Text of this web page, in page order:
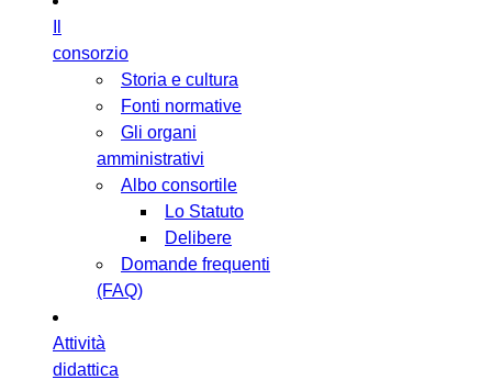
consorzio
Storia e cultura
Fonti normative
Gli organi
amministrativi
Albo consortile
Lo Statuto
Delibere
Domande frequenti
(FAQ)
Attività
didattica